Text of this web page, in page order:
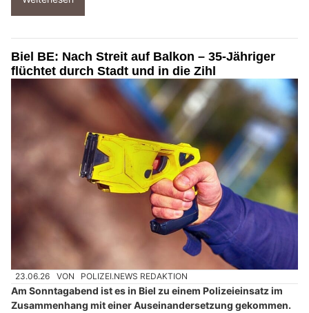
Biel BE: Nach Streit auf Balkon – 35-Jähriger
flüchtet durch Stadt und in die Zihl
23.06.26 VON POLIZEI.NEWS REDAKTION
Am Sonntagabend ist es in Biel zu einem Polizeieinsatz im
Zusammenhang mit einer Auseinandersetzung gekommen.